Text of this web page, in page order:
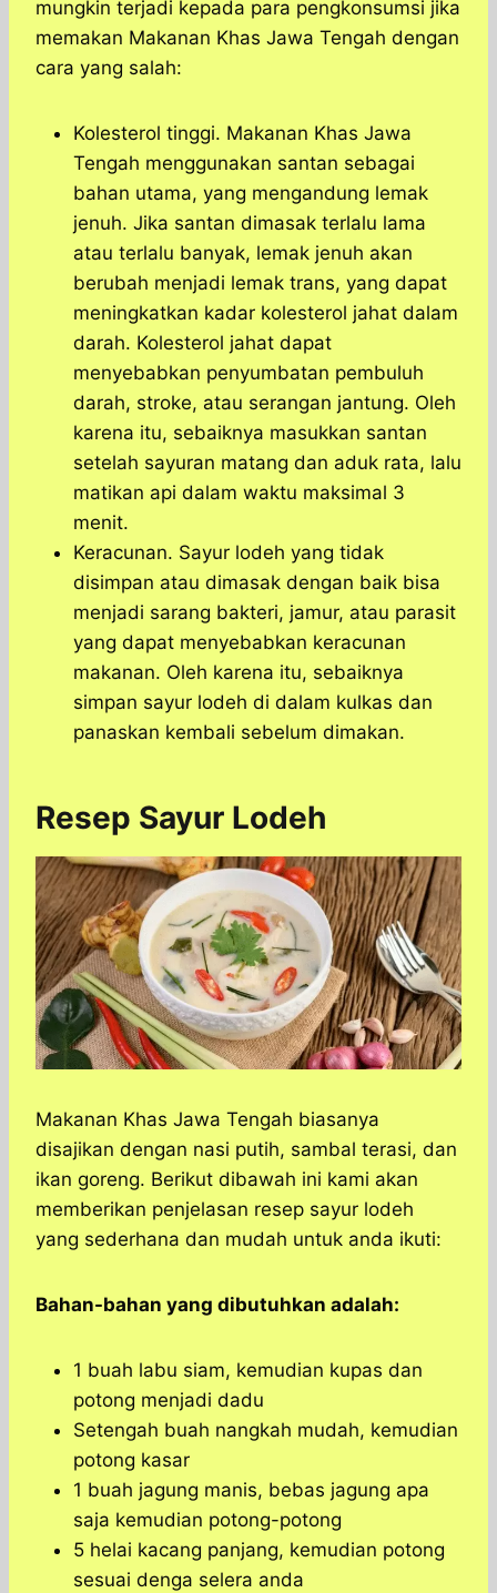
mungkin terjadi kepada para pengkonsumsi jika
memakan Makanan Khas Jawa Tengah dengan
cara yang salah:
Kolesterol tinggi. Makanan Khas Jawa
Tengah menggunakan santan sebagai
bahan utama, yang mengandung lemak
jenuh. Jika santan dimasak terlalu lama
atau terlalu banyak, lemak jenuh akan
berubah menjadi lemak trans, yang dapat
meningkatkan kadar kolesterol jahat dalam
darah. Kolesterol jahat dapat
menyebabkan penyumbatan pembuluh
darah, stroke, atau serangan jantung. Oleh
karena itu, sebaiknya masukkan santan
setelah sayuran matang dan aduk rata, lalu
matikan api dalam waktu maksimal 3
menit.
Keracunan. Sayur lodeh yang tidak
disimpan atau dimasak dengan baik bisa
menjadi sarang bakteri, jamur, atau parasit
yang dapat menyebabkan keracunan
makanan. Oleh karena itu, sebaiknya
simpan sayur lodeh di dalam kulkas dan
panaskan kembali sebelum dimakan.
Resep Sayur Lodeh
Makanan Khas Jawa Tengah biasanya
disajikan dengan nasi putih, sambal terasi, dan
ikan goreng. Berikut dibawah ini kami akan
memberikan penjelasan resep sayur lodeh
yang sederhana dan mudah untuk anda ikuti:
Bahan-bahan yang dibutuhkan adalah:
1 buah labu siam, kemudian kupas dan
potong menjadi dadu
Setengah buah nangkah mudah, kemudian
potong kasar
1 buah jagung manis, bebas jagung apa
saja kemudian potong-potong
5 helai kacang panjang, kemudian potong
sesuai denga selera anda